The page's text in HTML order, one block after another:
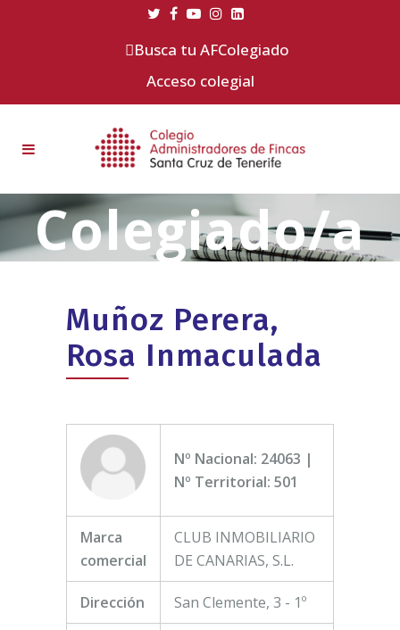
Busca tu AFColegiado
Acceso colegial
Muñoz Perera,
Rosa Inmaculada
Nº Nacional: 24063 |
Nº Territorial: 501
Marca
comercial
CLUB INMOBILIARIO
DE CANARIAS, S.L.
Dirección San Clemente, 3 - 1º